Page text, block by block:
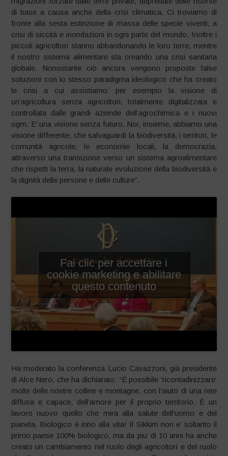
di base a causa anche della crisi climatica. Ci troviamo di
fronte alla sesta estinzione di massa delle specie viventi, a
crisi di siccità e inondazioni in ogni parte del mondo. Inoltre i
piccoli agricoltori stanno abbandonando le loro terre, mentre
il nostro sistema alimentare sta creando una crisi sanitaria
globale. Nonostante ciò ancora vengono proposte false
soluzioni con lo stesso paradigma ideologico che ha creato
le crisi a cui assistiamo: per esempio la visione di
un’agricoltura senza agricoltori, totalmente digitalizzata e
controllata dalle grandi aziende dell’agrochimica e i nuovi
ogm. E’ una visione senza futuro. Noi, insieme, abbiamo una
visione differente, che salvaguardi la biodiversità, i territori, le
comunità agricole, le economie locali, la democrazia,
attraverso una transizione verso un sistema agroalimentare
che rispetti la terra, la naturale evoluzione della biodiversità e
la dignità delle persone e delle culture”.
Fai clic per accettare i
cookie marketing e abilitare
questo contenuto
Ha moderato la conferenza Lucio Cavazzoni, già presidente
di Alce Nero, che ha dichiarato: “È possibile ‘ricontadinizzare’
molte delle nostre colline e montagne, con l’aiuto di una rete
diffusa e capace, dell’amore per il proprio territorio. È un
lavoro nuovo quello che mira alla salute dell’uomo e del
pianeta. Biologico è inno alla vita! Il Sikkim non e’ soltanto il
primo paese 100% biologico, ma da piu’ di 10 anni ha anche
creato un cambiamento nel ruolo degli agricoltori e del ruolo